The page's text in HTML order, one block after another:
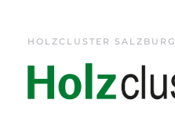
HOLZCLUSTER SALZBURG